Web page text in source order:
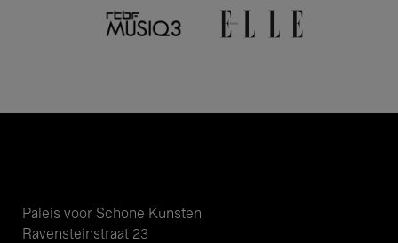
Paleis voor Schone Kunsten
Ravensteinstraat 23